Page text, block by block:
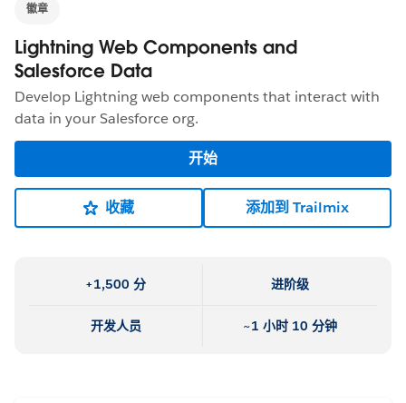
徽章
Lightning Web Components and
Salesforce Data
Develop Lightning web components that interact with
data in your Salesforce org.
开始
收藏 添加到 Trailmix
+1,500 分 进阶级
开发人员 ~1 小时 10 分钟